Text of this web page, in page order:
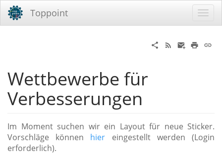
Toppoint
Wettbewerbe für
Verbesserungen
Im Moment suchen wir ein Layout für neue Sticker.
Vorschläge können hier eingestellt werden (Login
erforderlich).